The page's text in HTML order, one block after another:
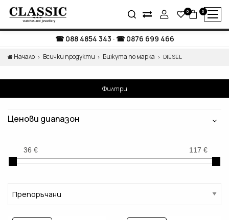
0 0
088 4854 343 · 0876 699 466
Начало Всички продукти Бижута по марка DIESEL
Филтри
Ценови диапазон